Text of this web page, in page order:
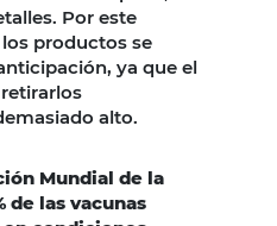
Por este
productos se
ya que el
alto.
Mundial de la
de las vacunas